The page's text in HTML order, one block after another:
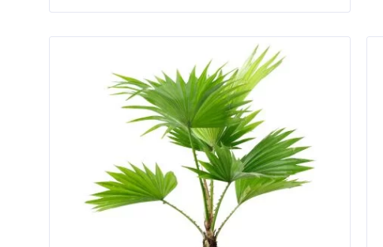
несколько
Опции
можно
выбрать
на
странице
товара.